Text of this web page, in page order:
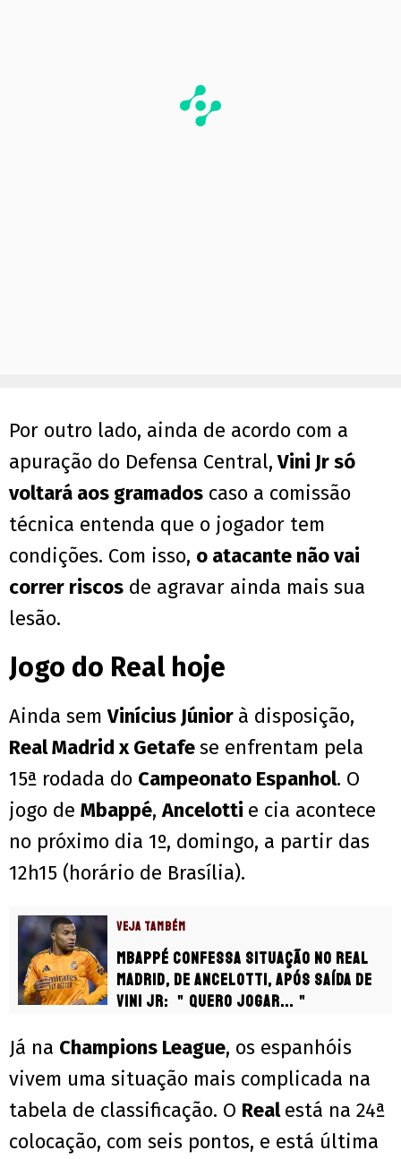
Por outro lado, ainda de acordo com a
apuração do Defensa Central,Vini Jr só
voltará aos gramados caso a comissão
técnica entenda que o jogador tem
condições. Com isso, o atacante não vai
correr riscos de agravar ainda mais sua
lesão.
Jogo do Real hoje
Ainda semVinícius Júnior à disposição,
Real Madrid x Getafese enfrentam pela
15ª rodada do Campeonato Espanhol. O
jogo de Mbappé,Ancelotti e cia acontece
no próximo dia 1º, domingo, a partir das
12h15 (horário de Brasília).
VEJA TAMBÉM
Mbappé confessa situação no Real
Madrid, de Ancelotti, após saída de
Vini Jr: ＂Quero jogar...＂
Já na Champions League, os espanhóis
vivem uma situação mais complicada na
tabela de classificação. O Realestá na 24ª
colocação, com seis pontos, e está última